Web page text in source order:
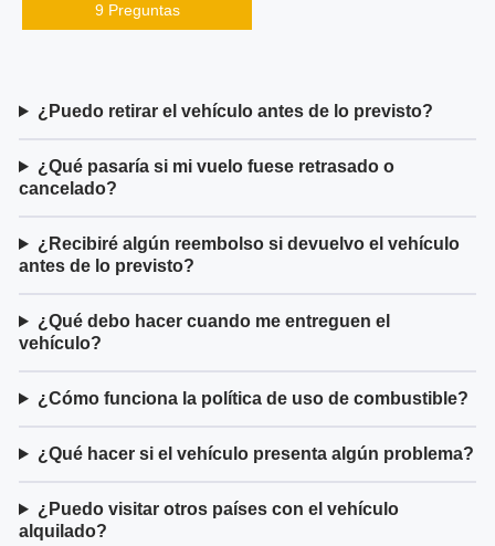
9 Preguntas
¿Puedo retirar el vehículo antes de lo previsto?
¿Qué pasaría si mi vuelo fuese retrasado o
cancelado?
¿Recibiré algún reembolso si devuelvo el vehículo
antes de lo previsto?
¿Qué debo hacer cuando me entreguen el
vehículo?
¿Cómo funciona la política de uso de combustible?
¿Qué hacer si el vehículo presenta algún problema?
¿Puedo visitar otros países con el vehículo
alquilado?